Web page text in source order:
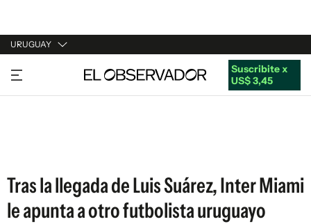
URUGUAY
URUGUAY
ARGENTINA
Suscribite x
US$ 3,45
Tras la llegada de Luis Suárez, Inter Miami
le apunta a otro futbolista uruguayo